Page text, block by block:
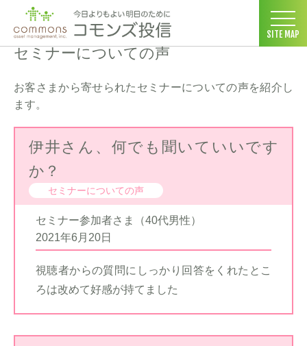
SITE MAP
コモンズ投信 ホーム >セミナーについての声
セミナーについての声
お客さまから寄せられたセミナーについての声を紹介し
ます。
伊井さん、何でも聞いていいです
か？
セミナーについての声
セミナー参加者さま（40代男性）
2021年6月20日
視聴者からの質問にしっかり回答をくれたとこ
ろは改めて好感が持てました